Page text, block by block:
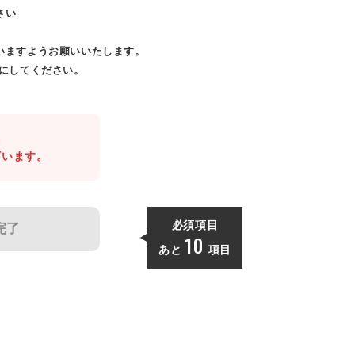
い
すようお願いいたします。
してください。
ます。
了 必須項目
あと 10 項目